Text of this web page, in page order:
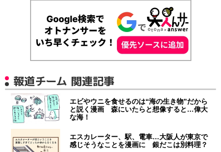
報道チーム 関連記事
エビやウニを食せるのは“海の生き物”だから
と説く漫画 森にいたらと想像すると…偉大
な海！
エスカレーター、駅、電車…大阪人が東京で
感じそうなことを漫画に 銀だこは別料理？